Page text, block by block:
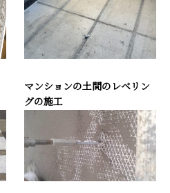
マンションの土間のレベリン
グの施工